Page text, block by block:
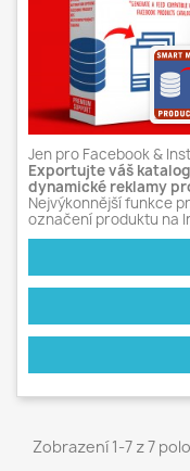
Jen pro Facebook &
Exportujte váš
dynamické reklamy
Nejvýkonnější funkce
označení produktu na
Zobrazení 1-7 z 7